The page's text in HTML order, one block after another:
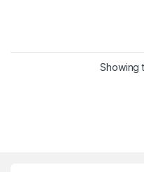
Showing